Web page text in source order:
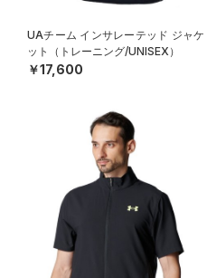
UAチーム インサレーテッド ジャケ
ット（トレーニング/UNISEX）
￥17,600